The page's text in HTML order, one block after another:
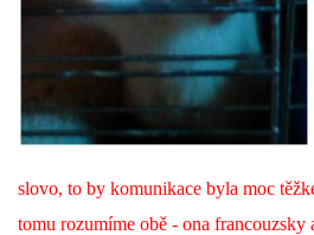
AKCE
SLUŽBY
HISTORIE - 2010 - 2020
slovo, to by komunikace byla moc
tomu rozumíme obě - ona francouzsky